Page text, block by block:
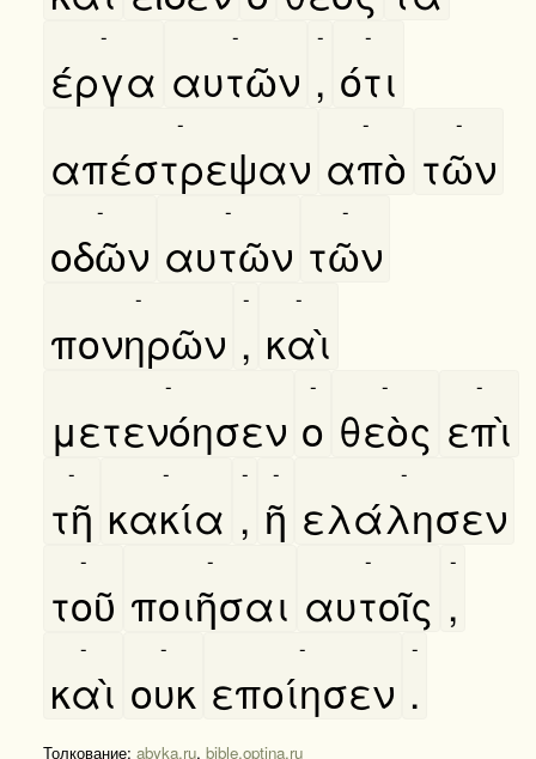
έργα
-
αυτῶν
-
,
-
ότι
-
απέστρεψαν
-
απὸ
-
τῶν
-
οδῶν
-
αυτῶν
-
τῶν
-
πονηρῶν
-
,
-
καὶ
-
μετενόησεν
-
ο
-
θεὸς
-
επὶ
-
τῆ
-
κακία
-
,
-
ῆ
-
ελάλησεν
-
τοῦ
-
ποιῆσαι
-
αυτοῖς
-
,
-
καὶ
-
ουκ
-
εποίησεν
-
.
-
Толкование: abyka.ru, bible.optina.ru